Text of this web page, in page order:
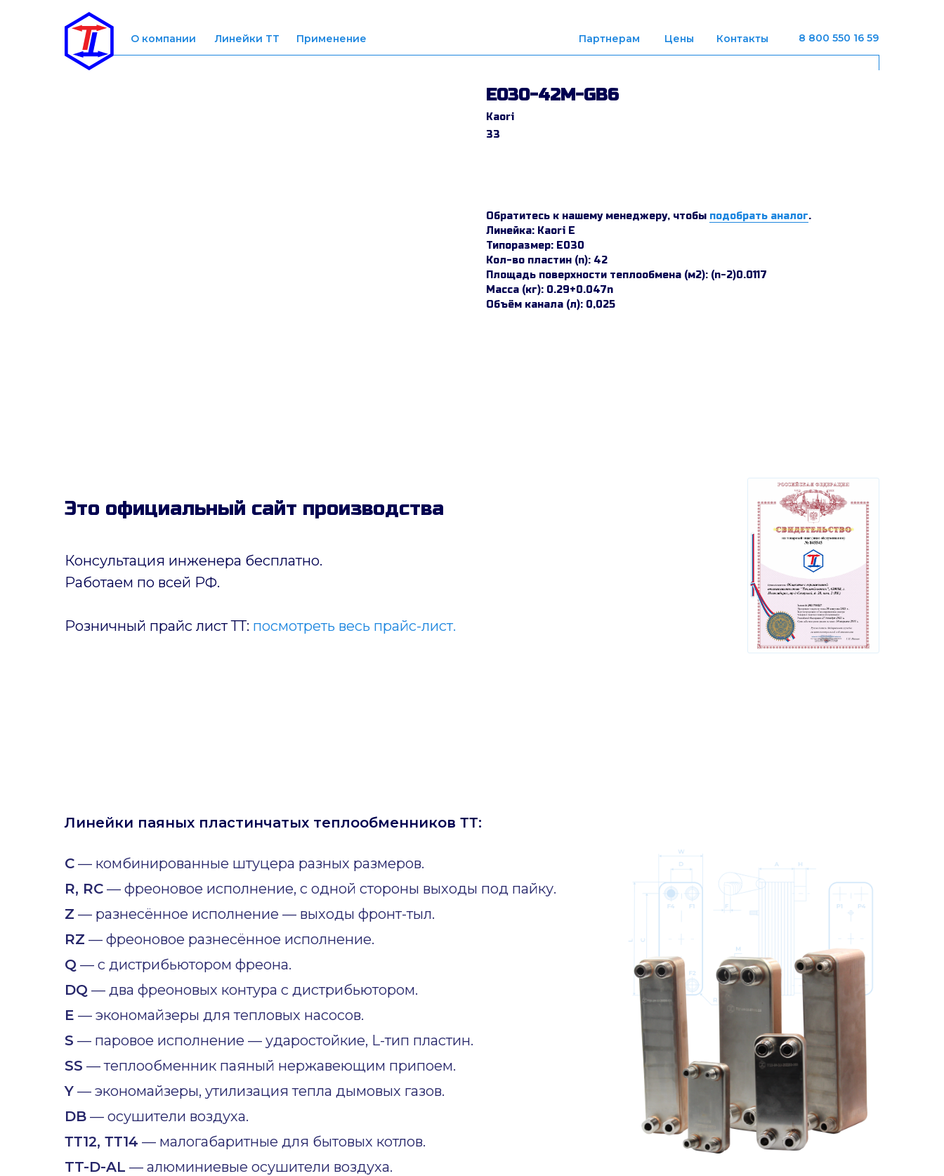
8 800 550 16 59
О компании Линейки ТТ Применение Партнерам Цены Контакты
E030-42M-GB6
Kaori
33
Обратитесь к нашему менеджеру, чтобы подобрать аналог.
Линейка: Kaori E
Типоразмер: E030
Кол-во пластин (n): 42
Площадь поверхности теплообмена (м2): (n-2)0.0117
Масса (кг): 0.29+0.047n
Объём канала (л): 0,025
Консультация инженера бесплатно.
Работаем по всей РФ.
Розничный прайс лист ТТ: посмотреть весь прайс-лист.
Это официальный сайт производства
Линейки паяных пластинчатых теплообменников ТТ:
C — комбинированные штуцера разных размеров.
R, RC — фреоновое исполнение, с одной стороны выходы под пайку.
Z — разнесённое исполнение — выходы фронт-тыл.
RZ — фреоновое разнесённое исполнение.
Q — с дистрибьютором фреона.
DQ — два фреоновых контура с дистрибьютором.
E — экономайзеры для тепловых насосов.
S — паровое исполнение — ударостойкие, L-тип пластин.
SS — теплообменник паяный нержавеющим припоем.
Y — экономайзеры, утилизация тепла дымовых газов.
DB — осушители воздуха.
ТТ12, ТТ14 — малогабаритные для бытовых котлов.
TT-D-AL — алюминиевые осушители воздуха.